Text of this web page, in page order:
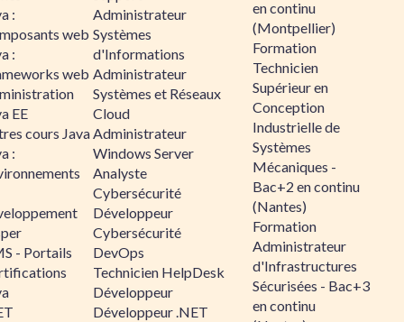
:
web
:
web
EE
cours Java
:
- Portails
Administrateur
Systèmes
d'Informations
Administrateur
Systèmes et Réseaux
Cloud
Administrateur
Windows Server
Analyste
Cybersécurité
Développeur
Cybersécurité
DevOps
Technicien HelpDesk
Développeur
Développeur .NET
en continu
(Montpellier)
Formation
Technicien
Supérieur en
Conception
Industrielle de
Systèmes
Mécaniques -
Bac+2 en continu
(Nantes)
Formation
Administrateur
d'Infrastructures
Sécurisées - Bac+3
en continu